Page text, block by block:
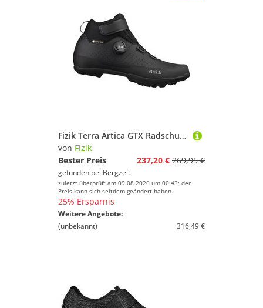
Fizik Terra Artica GTX Radschuhe
von Fizik
Bester Preis
237,20 € 269,95 €
gefunden bei Bergzeit
zuletzt überprüft am 09.08.2026 um 00:43; der
Preis kann sich seitdem geändert haben.
25% Ersparnis
Weitere Angebote:
(unbekannt)
316,49 €